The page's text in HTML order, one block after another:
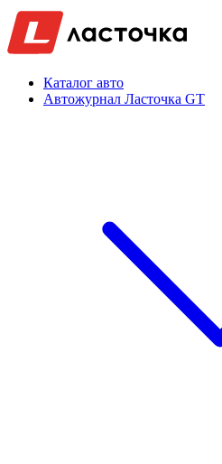
Каталог авто
Автожурнал Ласточка GT